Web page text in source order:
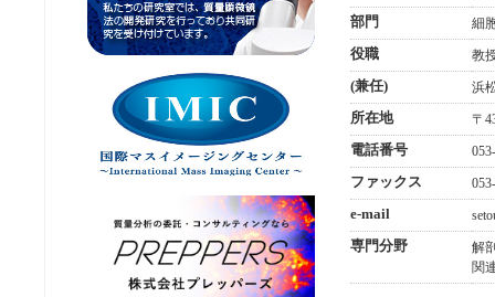
部門 細
役職 教
(兼任) 浜
所在地 〒
電話番号
ファックス
e-mail
専門分野
解
関